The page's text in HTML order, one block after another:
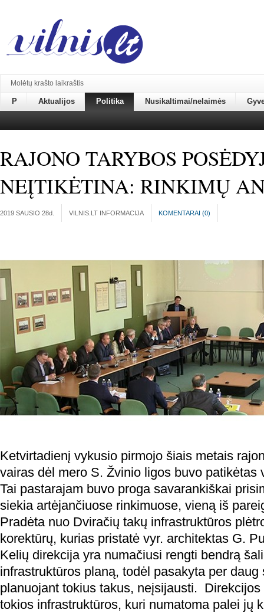
Molėtų krašto laikraštis
P Aktualijos Politika Nusikaltimai/nelaimės
RAJONO TARYBOS
NEĮTIKĖTINA: RINKIMŲ
2019 SAUSIO 28d. VILNIS.LT INFORMACIJA KOMENTARAI (0)
Ketvirtadienį vykusio pirmojo šiais metais
vairas dėl mero S. Žvinio ligos buvo patikėtas
Tai pastarajam buvo proga savarankiškai
siekia artėjančiuose rinkimuose, vieną iš
Pradėta nuo Dviračių takų infrastruktūros
korektūrų, kurias pristatė vyr. architektas G.
Kelių direkcija yra numačiusi rengti bendrą
infrastruktūros planą, todėl pasakyta per daug
planuojant tokius takus, neįsijausti.
tokios infrastruktūros, kuri numatoma palei jų